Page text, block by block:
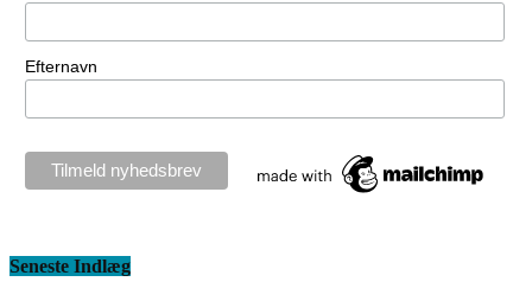
Efternavn
Seneste Indlæg